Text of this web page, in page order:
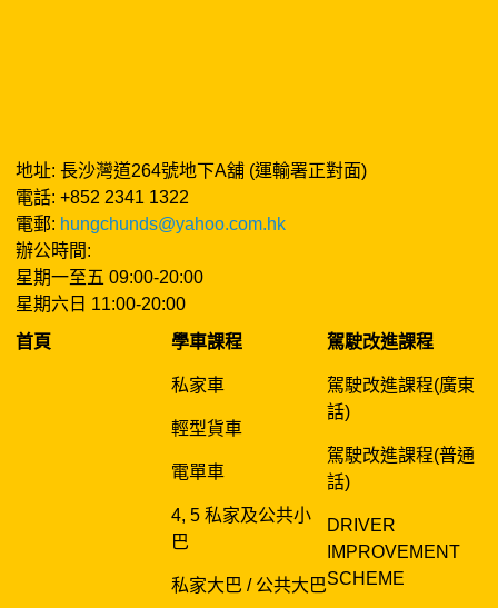
地址: 長沙灣道264號地下A舖 (運輸署正對面)
電話: +852 2341 1322
電郵: hungchunds@yahoo.com.hk
辦公時間:
星期一至五 09:00-20:00
星期六日 11:00-20:00
首頁
學車課程
私家車
輕型貨車
電單車
4, 5 私家及公共小
巴
私家大巴 / 公共大巴
駕駛改進課程
駕駛改進課程(廣東
話)
駕駛改進課程(普通
話)
DRIVER
IMPROVEMENT
SCHEME